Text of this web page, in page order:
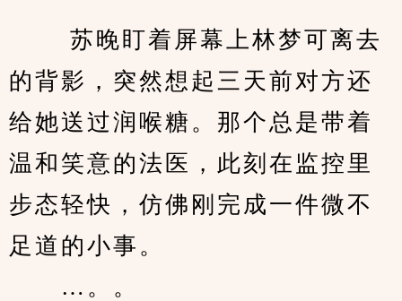
苏晚盯着屏幕上林梦可离去
的背影，突然想起三天前对方还
给她送过润喉糖。那个总是带着
温和笑意的法医，此刻在监控里
步态轻快，仿佛刚完成一件微不
足道的小事。
…。。